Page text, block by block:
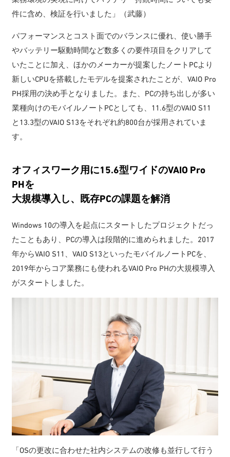
件に含め、検証を行いました」（武藤）
パフォーマンスとコスト面でのバランスに優れ、使い勝手
やバッテリー駆動時間など数多くの要件項目をクリアして
いたことに加え、ほかのメーカーが提案したノートPCより
新しいCPUを搭載したモデルを提案されたことが、VAIO Pro
PH採用の決め手となりました。また、PCの持ち出しが多い
業種向けのモバイルノートPCとしても、11.6型のVAIO S11
と13.3型のVAIO S13をそれぞれ約800台が採用されていま
す。
オフィスワーク用に15.6型ワイドのVAIO Pro
PHを
大規模導入し、既存PCの課題を解消
Windows 10の導入を起点にスタートしたプロジェクトだっ
たこともあり、PCの導入は段階的に進められました。2017
年からVAIO S11、VAIO S13といったモバイルノートPCを、
2019年からコア業務にも使われるVAIO Pro PHの大規模導入
がスタートしました。
「OSの更改に合わせた社内システムの改修も並行して行う